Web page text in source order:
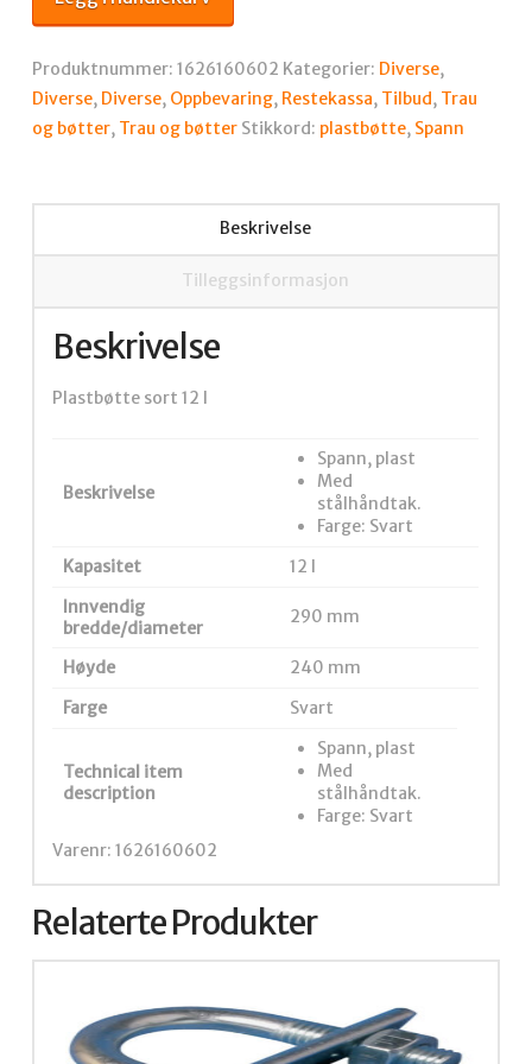
Produktnummer: 1626160602 Kategorier: Diverse,
Diverse, Diverse, Oppbevaring, Restekassa, Tilbud, Trau
og bøtter, Trau og bøtter Stikkord: plastbøtte, Spann
Beskrivelse
Tilleggsinformasjon
Beskrivelse
Plastbøtte sort 12 l
Beskrivelse
Spann, plast
Med
stålhåndtak.
Farge: Svart
Kapasitet
12 l
Innvendig
bredde/diameter
290 mm
Høyde
240 mm
Farge
Svart
Technical item
description
Spann, plast
Med
stålhåndtak.
Farge: Svart
Varenr: 1626160602
Relaterte Produkter